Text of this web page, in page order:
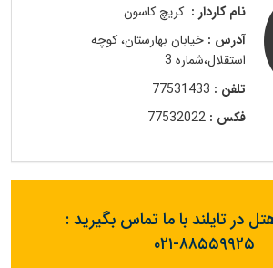
نام کاردار : کریچ کاسون
آدرس : خیابان بهارستان، کوچه
استقلال،شماره 3
تلفن : 77531433
فکس : 77532022
در تایلند با ما تماس بگیرید :
۰۲۱-۸۸۵۵۹۹۲۵